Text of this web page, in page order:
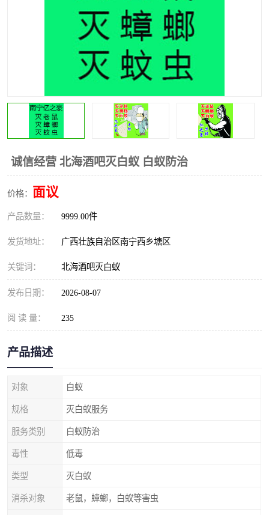
诚信经营 北海酒吧灭白蚁 白蚁防治
价格： 面议
产品数量： 9999.00件
发货地址： 广西壮族自治区南宁西乡塘区
关键词： 北海酒吧灭白蚁
发布日期： 2026-08-07
阅 读 量： 235
产品描述
对象 白蚁
规格 灭白蚁服务
服务类别 白蚁防治
毒性 低毒
类型 灭白蚁
消杀对象 老鼠，蟑螂，白蚁等害虫